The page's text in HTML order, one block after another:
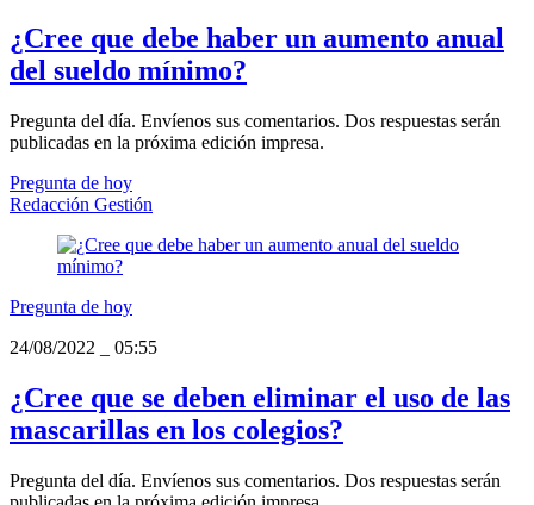
¿Cree que debe haber un aumento anual
del sueldo mínimo?
Pregunta del día. Envíenos sus comentarios. Dos respuestas serán
publicadas en la próxima edición impresa.
Pregunta de hoy
Redacción Gestión
Pregunta de hoy
24/08/2022
05:55
¿Cree que se deben eliminar el uso de las
mascarillas en los colegios?
Pregunta del día. Envíenos sus comentarios. Dos respuestas serán